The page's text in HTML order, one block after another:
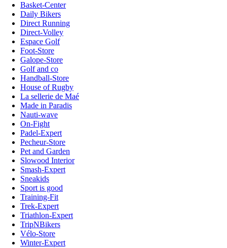
Basket-Center
Daily Bikers
Direct Running
Direct-Volley
Espace Golf
Foot-Store
Galope-Store
Golf and co
Handball-Store
House of Rugby
La sellerie de Maé
Made in Paradis
Nauti-wave
On-Fight
Padel-Expert
Pecheur-Store
Pet and Garden
Slowood Interior
Smash-Expert
Sneakids
Sport is good
Training-Fit
Trek-Expert
Triathlon-Expert
TripNBikers
Vélo-Store
Winter-Expert